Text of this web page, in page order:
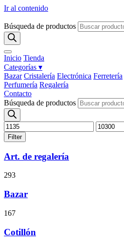
Ir al contenido
Búsqueda de productos
Inicio Tienda
Categorías ▾
Bazar Cristalería Electrónica Ferretería
Perfumería Regalería
Contacto
Búsqueda de productos
Filter
Art. de regalería
293
Bazar
167
Cotillón